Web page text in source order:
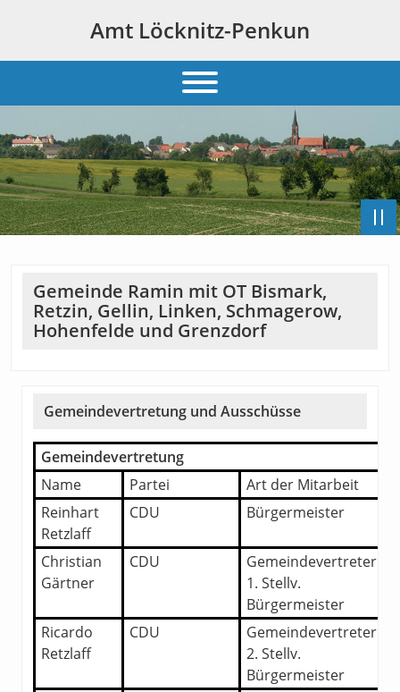
Amt Löcknitz-Penkun
Gemeinde Ramin mit OT Bismark,
Retzin, Gellin, Linken, Schmagerow,
Hohenfelde und Grenzdorf
Gemeindevertretung und Ausschüsse
Gemeindevertretung
Name
Partei
Art der Mitarbeit
Reinhart
Retzlaff
CDU Bürgermeister
Christian
Gärtner
CDU
Gemeindevertreter
1. Stellv.
Bürgermeister
Ricardo
Retzlaff
CDU
Gemeindevertreter
2. Stellv.
Bürgermeister